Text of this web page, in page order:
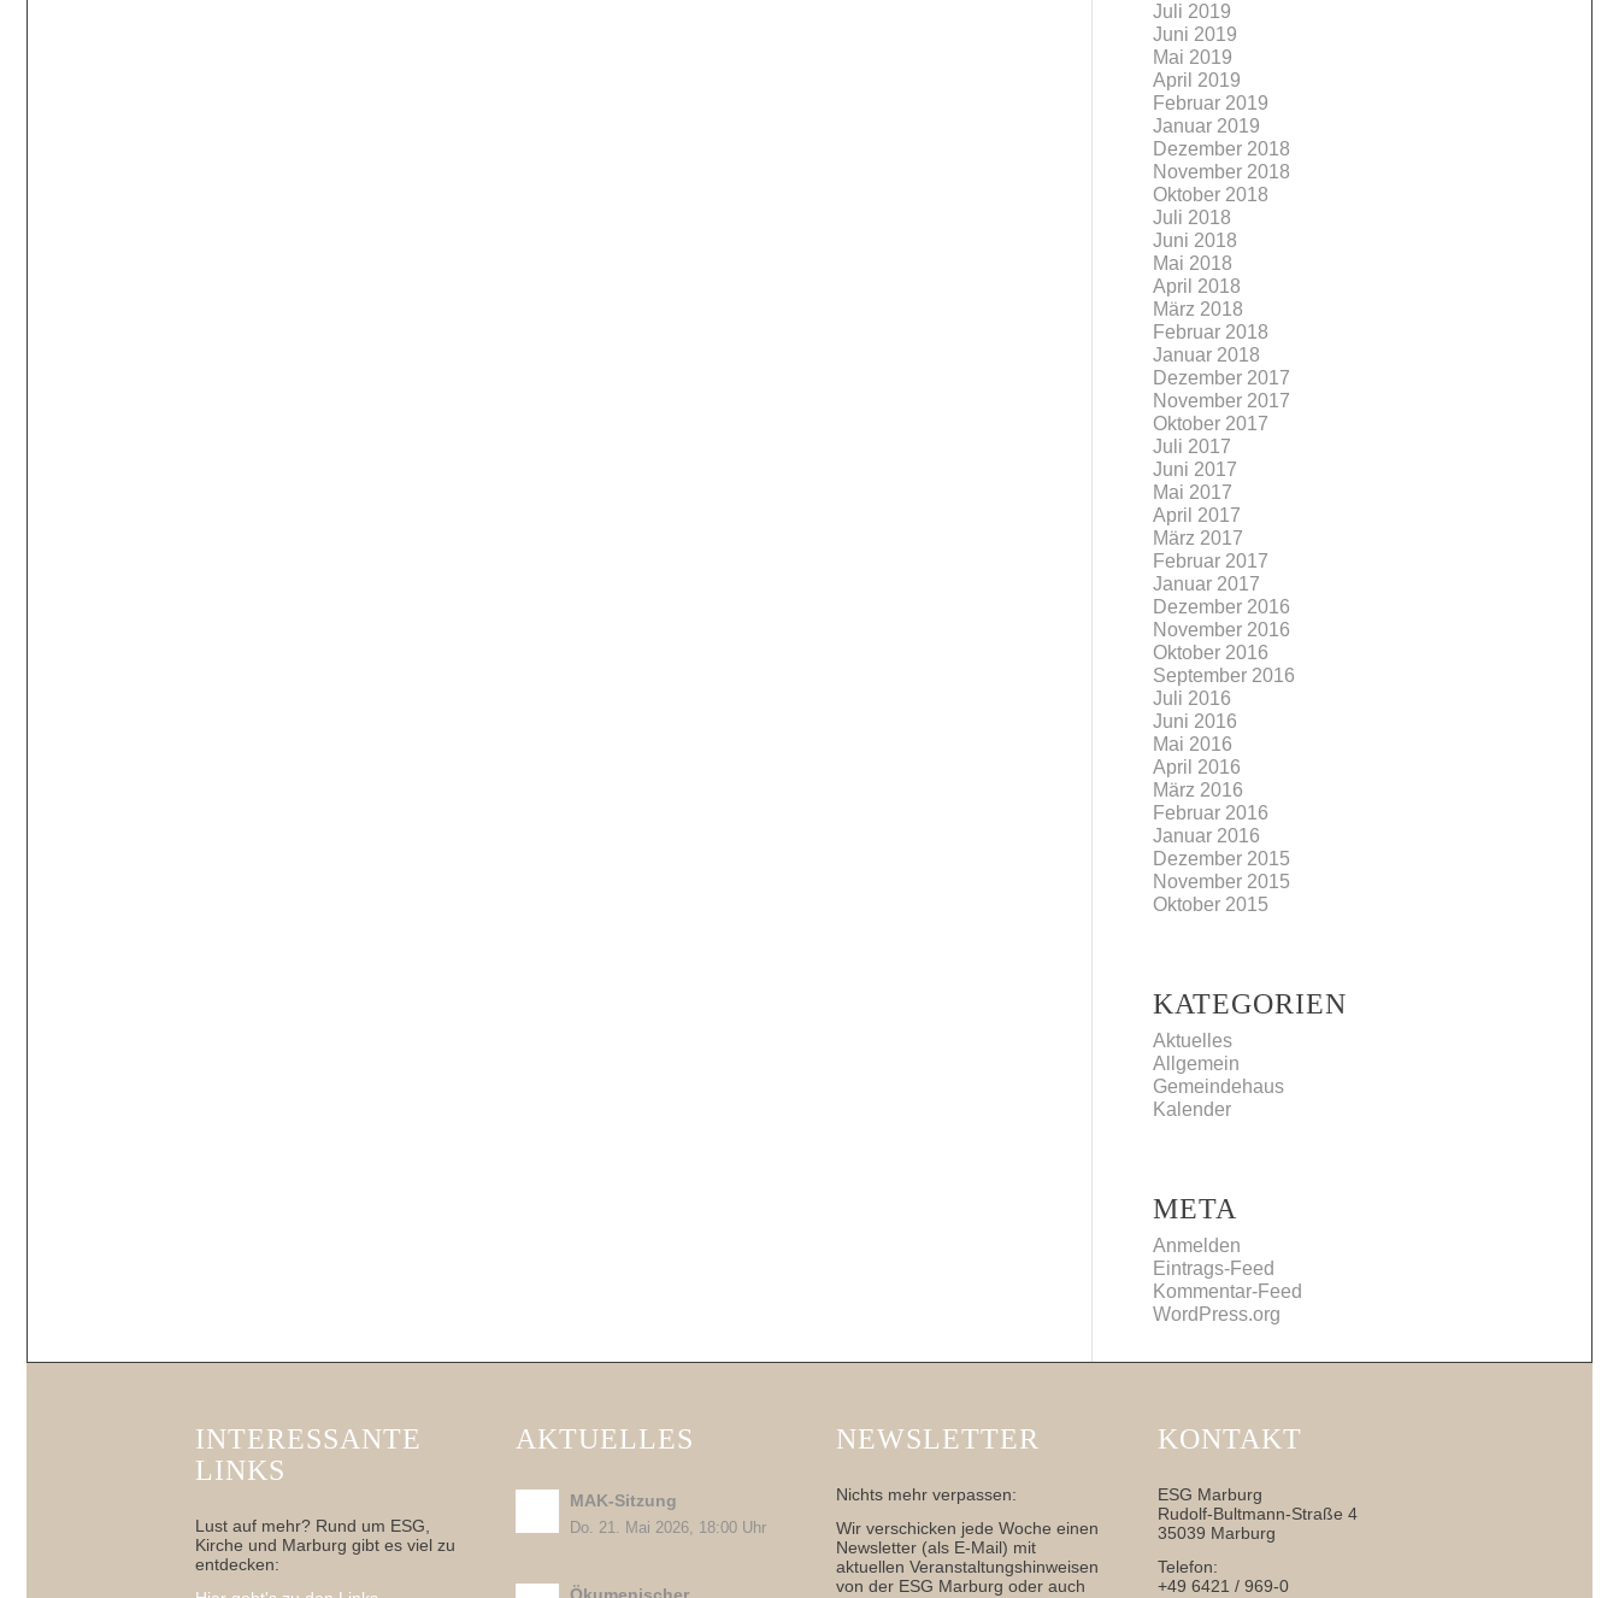
Juli 2019
Juni 2019
Mai 2019
April 2019
Februar 2019
Januar 2019
Dezember 2018
November 2018
Oktober 2018
Juli 2018
Juni 2018
Mai 2018
April 2018
März 2018
Februar 2018
Januar 2018
Dezember 2017
November 2017
Oktober 2017
Juli 2017
Juni 2017
Mai 2017
April 2017
März 2017
Februar 2017
Januar 2017
Dezember 2016
November 2016
Oktober 2016
September 2016
Juli 2016
Juni 2016
Mai 2016
April 2016
März 2016
Februar 2016
Januar 2016
Dezember 2015
November 2015
Oktober 2015
KATEGORIEN
Aktuelles
Allgemein
Gemeindehaus
Kalender
META
Anmelden
Eintrags-Feed
Kommentar-Feed
WordPress.org
INTERESSANTE
LINKS
Lust auf mehr? Rund um ESG,
Kirche und Marburg gibt es viel zu
entdecken:
AKTUELLES
MAK-Sitzung
Do. 21. Mai 2026, 18:00 Uhr
NEWSLETTER
Nichts mehr verpassen:
Wir verschicken jede Woche einen
Newsletter (als E-Mail) mit
aktuellen Veranstaltungshinweisen
von der ESG Marburg oder auch
KONTAKT
ESG Marburg
Rudolf-Bultmann-Straße 4
35039 Marburg
Telefon:
+49 6421 / 969-0